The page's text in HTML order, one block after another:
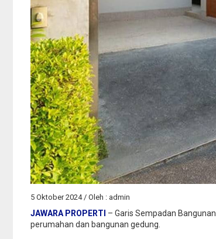
5 Oktober 2024 / Oleh : admin
JAWARA PROPERTI – Garis Sempadan
perumahan dan bangunan gedung.
Jual